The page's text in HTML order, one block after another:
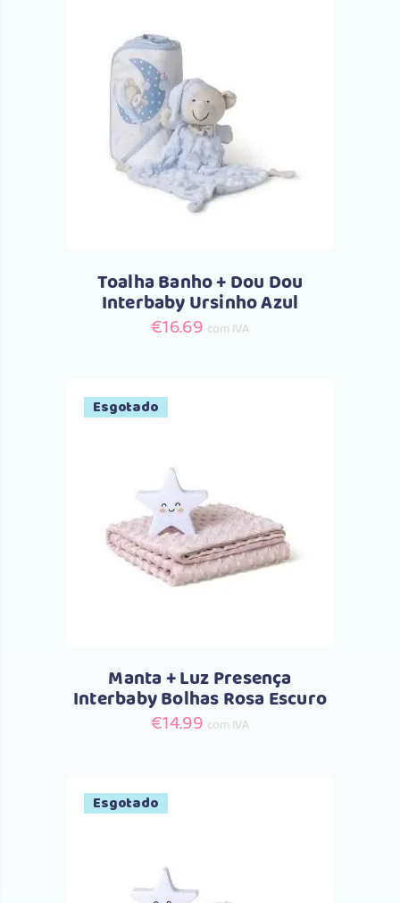
Comprar
Toalha Banho + Dou Dou
Interbaby Ursinho Azul
€16.69 com IVA
Esgotado
Comprar
Manta + Luz Presença
Interbaby Bolhas Rosa Escuro
€14.99 com IVA
Esgotado